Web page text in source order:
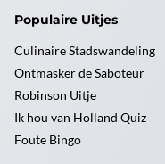
Populaire Uitjes
Culinaire Stadswandeling
Ontmasker de Saboteur
Robinson Uitje
Ik hou van Holland Quiz
Foute Bingo